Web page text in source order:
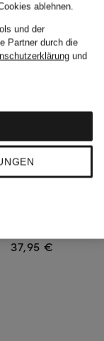
37,95 €
ablehnen.
und der
Partner durch die
und